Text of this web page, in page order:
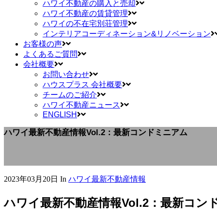
ハワイ不動産の購入と売却
ハワイ不動産の賃貸管理
ハワイの不在宅別荘管理
インテリアコーディネーション&リノベーション
お客様の声
よくあるご質問
会社概要
お問い合わせ
ハウスプラス 会社概要
チームのご紹介
ハワイ不動産ニュース
ENGLISH
ハワイ最新不動産情報Vol.2：最新コンドミニアム
2023年03月20日 In ハワイ最新不動産情報
ハワイ最新不動産情報Vol.2：最新コン